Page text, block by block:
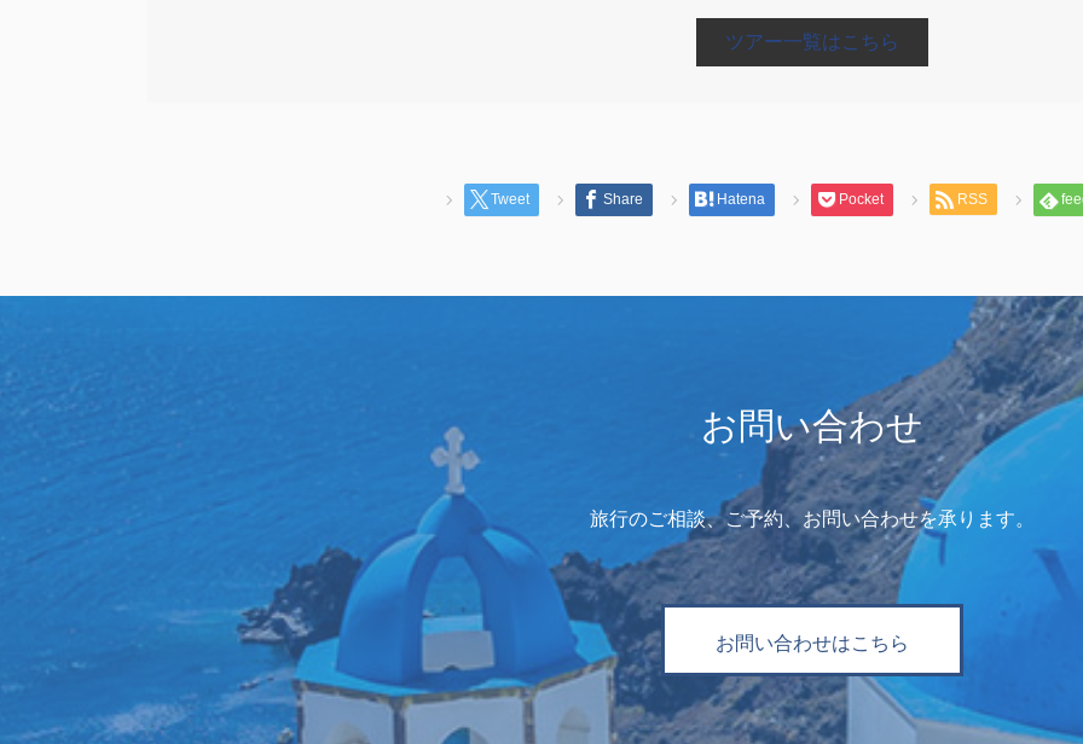
ツアー一覧はこちら
Tweet Share Hatena Pocket RSS
お問い合わせ
旅行のご相談、ご予約、お問い合わせを承ります。
お問い合わせはこちら